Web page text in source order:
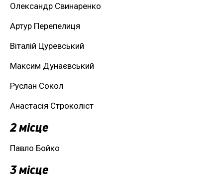
Олександр Свинаренко
Артур Перепелиця
Віталій Цуревський
Максим Дунаєвський
Руслан Сокол
Анастасія Строколіст
2 місце
Павло Бойко
3 місце